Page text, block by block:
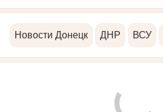
Новости Донецк ДНР ВСУ